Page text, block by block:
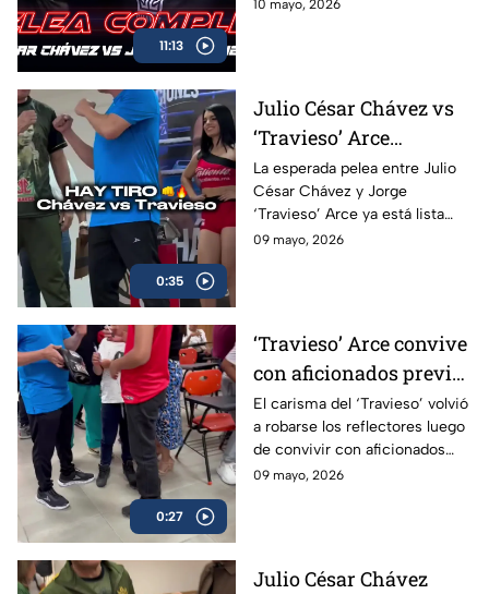
11:13
10 mayo, 2026
0:35
Julio César Chávez vs
‘Travieso’ Arce
cumplen con la
báscula; habrá pelea en
Box Azteca
La esperada pelea entre Julio
César Chávez y Jorge
‘Travieso’ Arce ya está lista
luego de que ambos superaran
09 mayo, 2026
0:27
‘Travieso’ Arce convive
con aficionados previo
a su esperado combate
El carisma del ‘Travieso’ volvió
a robarse los reflectores luego
de convivir con aficionados
antes de subir al ring.
09 mayo, 2026
Julio César Chávez